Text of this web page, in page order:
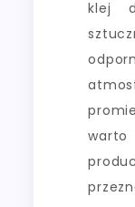
klej
warto